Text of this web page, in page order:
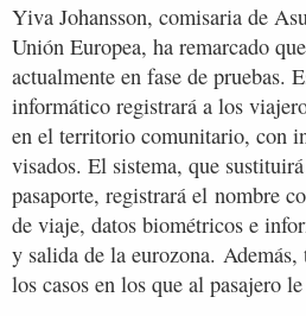
Yiva Johansson, comisaria de
Unión Europea, ha remarcado
actualmente en fase de pruebas.
informático registrará a los
en el territorio comunitario, con
visados. El sistema, que
pasaporte, registrará el nombre
de viaje, datos biométricos e
y salida de la eurozona.
los casos en los que al pasajero